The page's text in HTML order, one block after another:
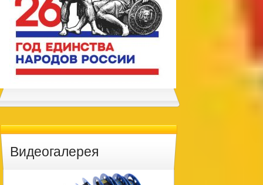
Видеогалерея